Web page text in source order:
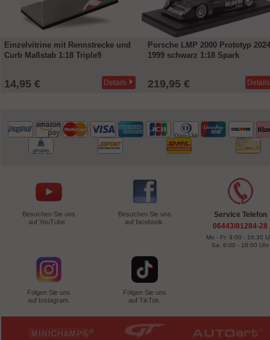
mit Rennstrecke und
1:18 Triple9
€
Porsche LMP 2000 Prototyp 2024 /
1999 schwarz 1:18 Spark
219,95 €
Besuchen Sie uns
auf YouTube .
Besuchen Sie uns
auf facebook.
Folgen Sie uns
auf Instagram.
Folgen Sie uns
auf TikTok.
Service Telefon
06443/81284-28
Mo - Fr: 9:00 - 16:30
Sa: 8:00 - 18:00 Uhr